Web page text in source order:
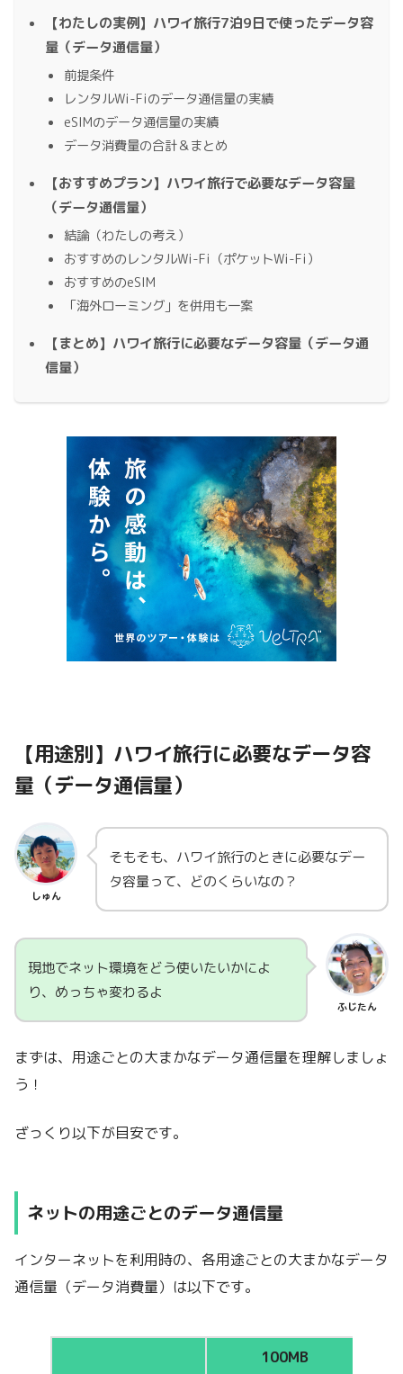
【わたしの実例】ハワイ旅行7泊9日で使ったデータ容
量（データ通信量）
前提条件
レンタルWi-Fiのデータ通信量の実績
eSIMのデータ通信量の実績
データ消費量の合計＆まとめ
【おすすめプラン】ハワイ旅行で必要なデータ容量
（データ通信量）
結論（わたしの考え）
おすすめのレンタルWi-Fi（ポケットWi-Fi）
おすすめのeSIM
「海外ローミング」を併用も一案
【まとめ】ハワイ旅行に必要なデータ容量（データ通
信量）
【用途別】ハワイ旅行に必要なデータ容
量（データ通信量）
しゅん
そもそも、ハワイ旅行のときに必要なデー
タ容量って、どのくらいなの？
ふじたん
現地でネット環境をどう使いたいかによ
り、めっちゃ変わるよ
まずは、用途ごとの大まかなデータ通信量を理解しましょ
う！
ざっくり以下が目安です。
ネットの用途ごとのデータ通信量
インターネットを利用時の、各用途ごとの大まかなデータ
通信量（データ消費量）は以下です。
100MB